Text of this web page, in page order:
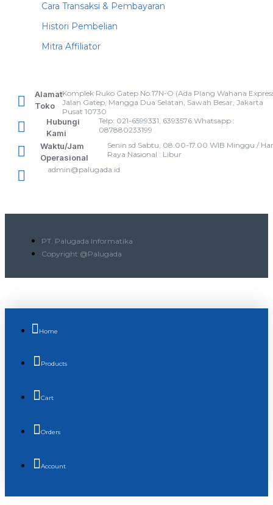
Cara Transaksi & Pembayaran
Histori Pembelian
Mitra Affiliator
Alamat
Toko
Komplek Ruko Gatep No.17N-O (Ada Plang Wahana
Jalan Gatep, Mangga Dua Selatan, Sawah Besar, Jakarta
Pusat 10730
Hubungi
Kami
Telp: 021-6599331, 6393576 Whatsapp :
087880233199
Waktu/Jam
Operasional
Senin sd Sabtu, 08.00-17.00 WIB Minggu /
Raya Nasional : Libur
admin@palugada.id
PT. Palugada Informatika
Copyright @Palugada
Home
Products
Cart
Orders
Account